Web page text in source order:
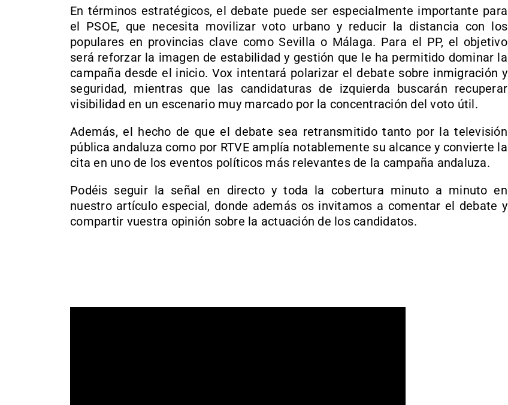
En términos estratégicos, el debate puede ser especialmente importante para
el PSOE, que necesita movilizar voto urbano y reducir la distancia con los
populares en provincias clave como Sevilla o Málaga. Para el PP, el objetivo
será reforzar la imagen de estabilidad y gestión que le ha permitido dominar la
campaña desde el inicio. Vox intentará polarizar el debate sobre inmigración y
seguridad, mientras que las candidaturas de izquierda buscarán recuperar
visibilidad en un escenario muy marcado por la concentración del voto útil.
Además, el hecho de que el debate sea retransmitido tanto por la televisión
pública andaluza como por RTVE amplía notablemente su alcance y convierte la
cita en uno de los eventos políticos más relevantes de la campaña andaluza.
Podéis seguir la señal en directo y toda la cobertura minuto a minuto en
nuestro artículo especial, donde además os invitamos a comentar el debate y
compartir vuestra opinión sobre la actuación de los candidatos.